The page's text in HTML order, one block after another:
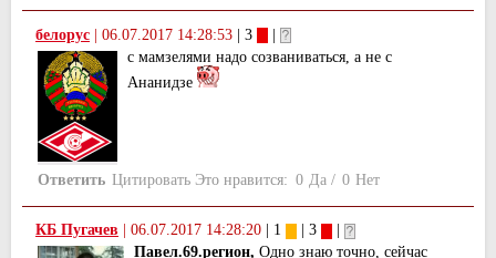
белорус | 06.07.2017 14:28:53 | 3
|
с мамзелями надо созваниваться, а не с
Ананидзе
Ответить Цитировать Это нравится: 0 Да / 0 Нет
КБ Пугачев 06.07.2017 14:28:20 | 1 | 3
Павел.69.регион, Одно знаю точно, сейчас